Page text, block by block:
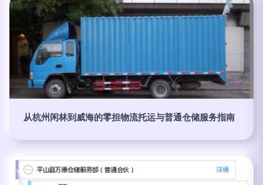
从杭州闲林到威海的零担物流托运与普通仓储服务指南